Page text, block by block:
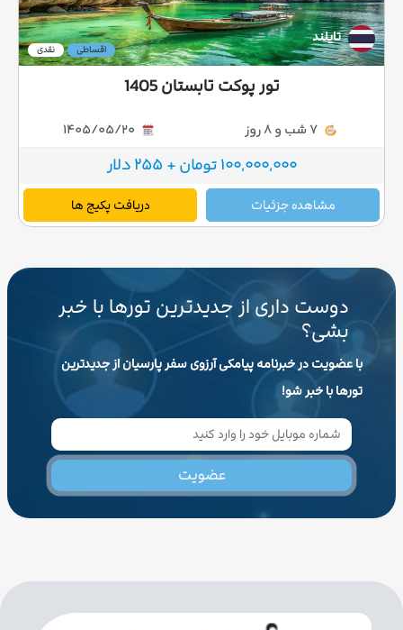
تایلند
نقدی اقساطی
تور پوکت تابستان 1405
100,000,000 تومان + 255 دلار
مشاهده جزئیات دریافت پکیج ها
دوست داری از جدیدترین تورها با خبر
بشی؟
با عضویت در خبرنامه پیامکی آرزوی سفر پارسیان از جدیدترین
تورها با خبر شو!
عضویت